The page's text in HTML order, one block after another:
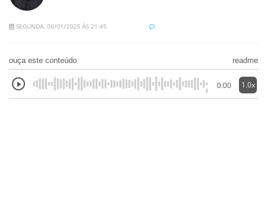
SEGUNDA, 06/01/2025 ÀS 21:45
ouça este conteúdo readme
0:00 1.0x